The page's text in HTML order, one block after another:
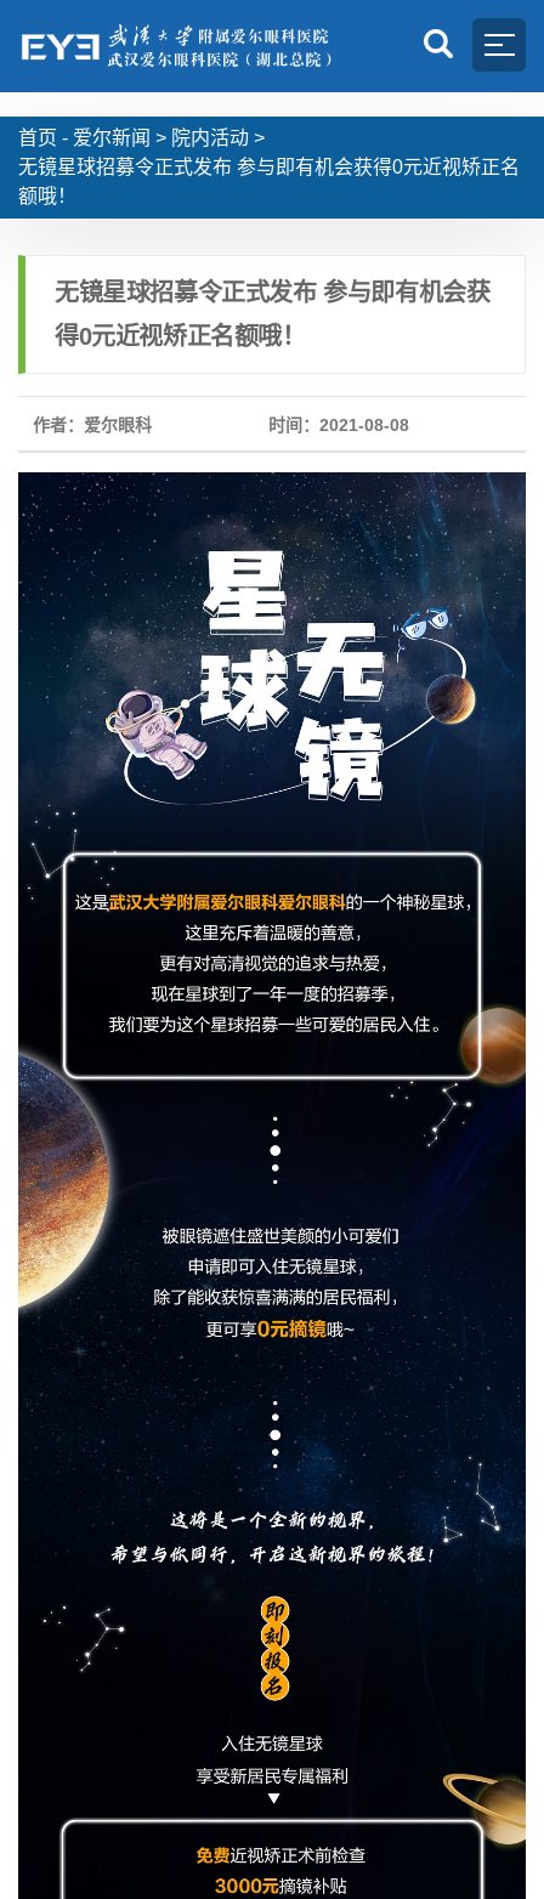
首页 - 爱尔新闻 > 院内活动 >
无镜星球招募令正式发布 参与即有机会获得0元近视矫正名
额哦！
无镜星球招募令正式发布 参与即有机会获
得0元近视矫正名额哦！
作者：爱尔眼科 时间：2021-08-08